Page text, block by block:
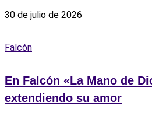
30 de julio de 2026
Falcón
En Falcón «La Mano de
extendiendo su amor